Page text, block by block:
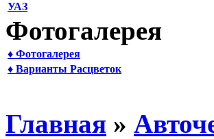
УАЗ
Фотогалерея
♦ Фотогалерея
♦ Варианты Расцветок
Главная »